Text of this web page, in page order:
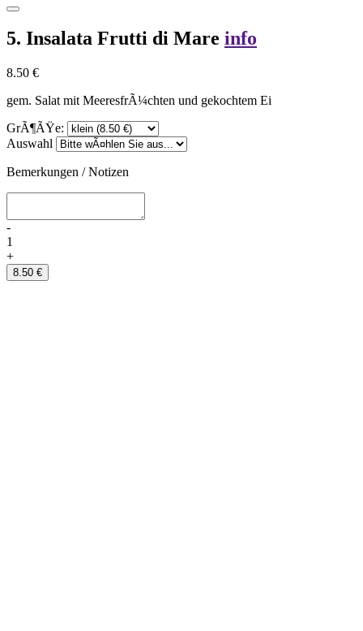
5. Insalata Frutti di Mare info
8.50 €
gem. Salat mit MeeresfrÃ¼chten und gekochtem Ei
GrÃ¶ÃŸe:
Auswahl
Bemerkungen / Notizen
-
1
+
8.50 €